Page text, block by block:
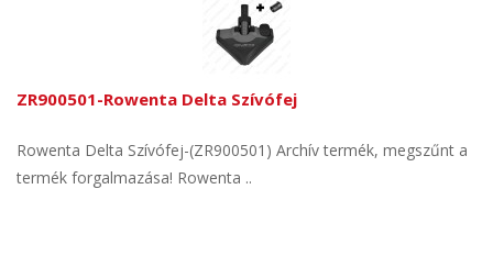
ZR900501-Rowenta Delta Szívófej
Rowenta Delta Szívófej-(ZR900501) Archív termék, megszűnt a
termék forgalmazása! Rowenta ..